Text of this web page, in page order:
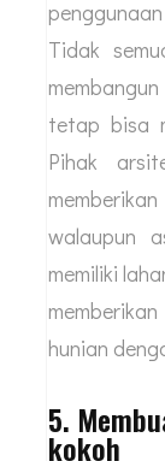
4. Dapat
dengan
Dengan
akan bisa
Tidak
tetap bisa
Pihak
walaupun
memiliki